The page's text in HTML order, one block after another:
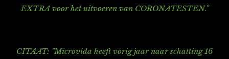
EXTRA voor het uitvoeren van CORONATESTEN."
CITAAT: "Microvida heeft vorig jaar naar schatting 16